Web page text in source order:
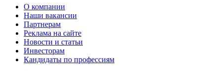
О компании
Наши вакансии
Партнерам
Реклама на сайте
Новости и статьи
Инвесторам
Кандидаты по профессиям